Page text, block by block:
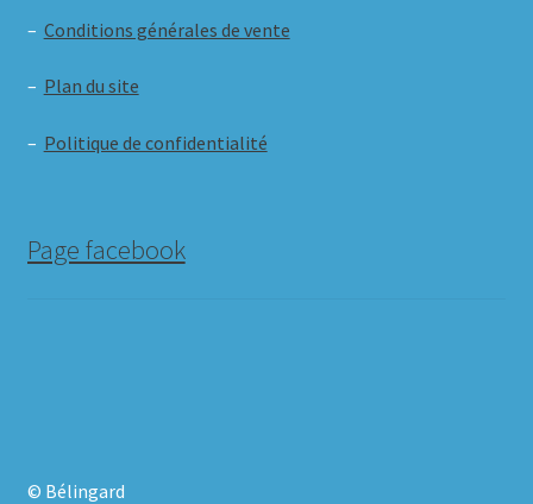
– Conditions générales de vente
– Plan du site
– Politique de confidentialité
Page facebook
© Bélingard